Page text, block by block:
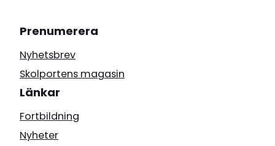
Prenumerera
Nyhetsbrev
Skolportens magasin
Länkar
Fortbildning
Nyheter